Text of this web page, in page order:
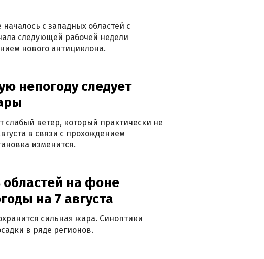
с западных областей с
следующей рабочей недели
нового антициклона.
непогоду следует
слабый ветер, который практически не
в связи с прохождением
изменится.
областей на фоне
на 7 августа
сильная жара. Синоптики
в ряде регионов.